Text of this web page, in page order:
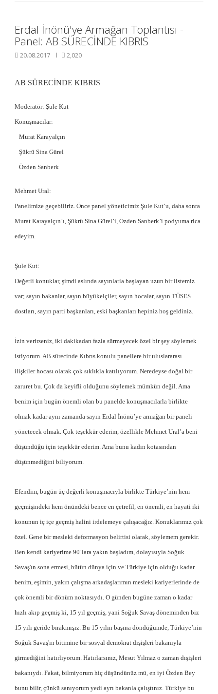
Erdal İnönü'ye Armağan Toplantısı -
Panel: AB SÜRECİNDE KIBRIS
20.08.2017 2,020
AB SÜRECİNDE KIBRIS
Moderatör: Şule Kut
Konuşmacılar:
Murat Karayalçın
Şükrü Sina Gürel
Özden Sanberk
Mehmet Ural:
Panelimize geçebiliriz. Önce panel yöneticimiz Şule Kut’u, daha sonra
Murat Karayalçın’ı, Şükrü Sina Gürel’i, Özden Sanberk’i podyuma rica
edeyim.
Şule Kut:
Değerli konuklar, şimdi aslında sayınlarla başlayan uzun bir listemiz
var; sayın bakanlar, sayın büyükelçiler, sayın hocalar, sayın TÜSES
dostları, sayın parti başkanları, eski başkanları hepiniz hoş geldiniz.
İzin verirseniz, iki dakikadan fazla sürmeyecek özel bir şey söylemek
istiyorum. AB sürecinde Kıbrıs konulu panellere bir uluslararası
ilişkiler hocası olarak çok sıklıkla katılıyorum. Neredeyse doğal bir
zaruret bu. Çok da keyifli olduğunu söylemek mümkün değil. Ama
benim için bugün önemli olan bu panelde konuşmacılarla birlikte
olmak kadar aynı zamanda sayın Erdal İnönü’ye armağan bir paneli
yönetecek olmak. Çok teşekkür ederim, özellikle Mehmet Ural’a beni
düşündüğü için teşekkür ederim. Ama bunu kadın kotasından
düşünmediğini biliyorum.
Efendim, bugün üç değerli konuşmacıyla birlikte Türkiye’nin hem
geçmişindeki hem önündeki bence en çetrefil, en önemli, en hayati iki
konunun iç içe geçmiş halini irdelemeye çalışacağız. Konuklarımız çok
özel. Gene bir mesleki deformasyon belirtisi olarak, söylemem gerekir.
Ben kendi kariyerime 90’lara yakın başladım, dolayısıyla Soğuk
Savaş'ın sona ermesi, bütün dünya için ve Türkiye için olduğu kadar
benim, eşimin, yakın çalışma arkadaşlarımın mesleki kariyerlerinde de
çok önemli bir dönüm noktasıydı. O günden bugüne zaman o kadar
hızlı akıp geçmiş ki, 15 yıl geçmiş, yani Soğuk Savaş döneminden biz
15 yılı geride bırakmışız. Bu 15 yılın başına döndüğümde, Türkiye’nin
Soğuk Savaş'ın bitimine bir sosyal demokrat dışişleri bakanıyla
girmediğini hatırlıyorum. Hatırlarsınız, Mesut Yılmaz o zaman dışişleri
bakanıydı. Fakat, bilmiyorum hiç düşündünüz mü, en iyi Özden Bey
bunu bilir, çünkü sanıyorum yedi ayrı bakanla çalıştınız. Türkiye bu